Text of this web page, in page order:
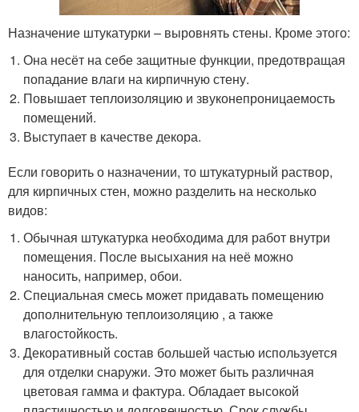
Назначение штукатурки – выровнять стены. Кроме этого:
Она несёт на себе защитные функции, предотвращая
попадание влаги на кирпичную стену.
Повышает теплоизоляцию и звуконепроницаемость
помещений.
Выступает в качестве декора.
Если говорить о назначении, то штукатурный раствор,
для кирпичных стен, можно разделить на несколько
видов:
Обычная штукатурка необходима для работ внутри
помещения. После высыхания на неё можно
наносить, например, обои.
Специальная смесь может придавать помещению
дополнительную теплоизоляцию , а также
влагостойкость.
Декоративный состав большей частью используется
для отделки снаружи. Это может быть различная
цветовая гамма и фактура. Обладает высокой